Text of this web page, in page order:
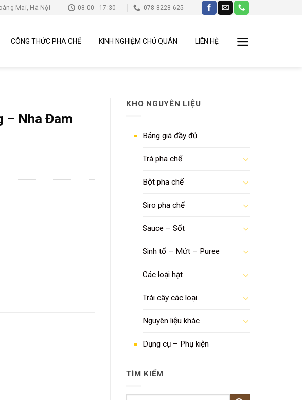
Mai, Hà Nội 08:00 - 17:30 078 8228 625
CÔNG THỨC PHA CHẾ KINH NGHIỆM CHỦ QUÁN LIÊN HỆ
KHO NGUYÊN LIỆU
Bảng giá đầy đủ
Trà pha chế
Bột pha chế
Siro pha chế
Sauce – Sốt
Sinh tố – Mứt – Puree
Các loại hạt
Trái cây các loại
Nguyên liệu khác
Dụng cụ – Phụ kiện
TÌM KIẾM
– Nha Đam